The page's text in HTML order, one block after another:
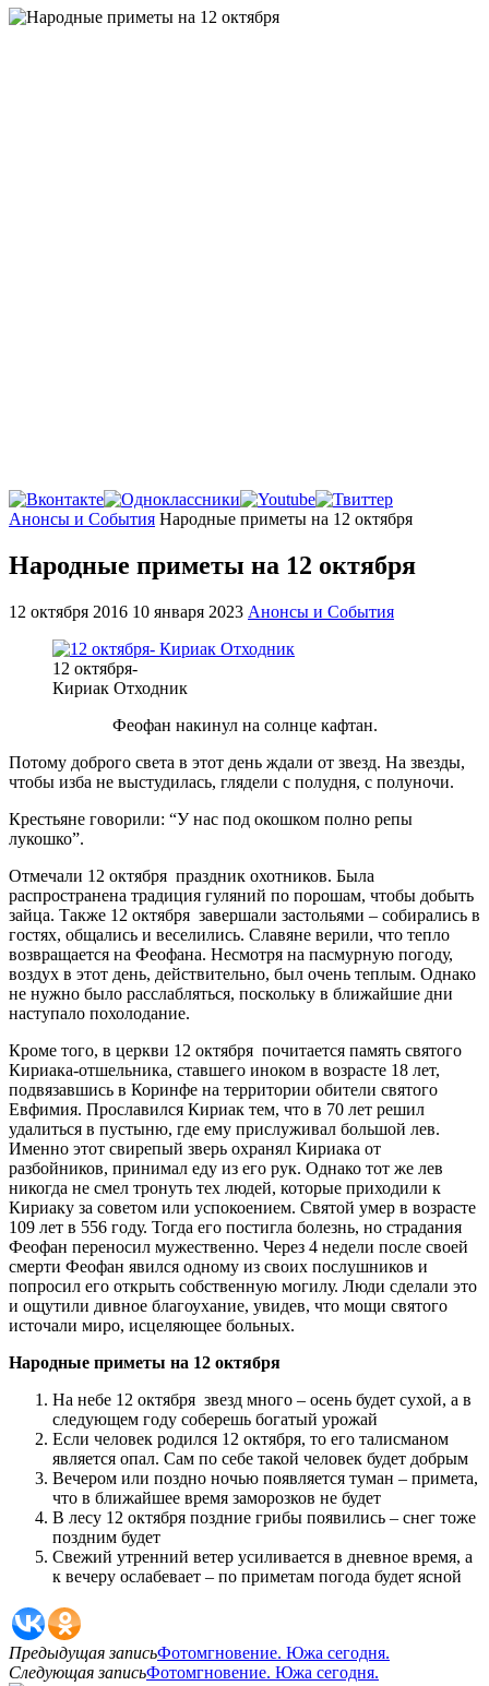
Главная
Анонсы и События Народные приметы на 12 октября
Народные приметы на 12 октября
12 октября 2016 10 января 2023 Анонсы и События
12 октября-
Кириак Отходник
Феофан накинул на солнце кафтан.
Потому доброго света в этот день ждали от звезд. На звезды,
чтобы изба не выстудилась, глядели с полудня, с полуночи.
Крестьяне говорили: “У нас под окошком полно репы
лукошко”.
Отмечали 12 октября праздник охотников. Была
распространена традиция гуляний по порошам, чтобы добыть
зайца. Также 12 октября завершали застольями – собирались в
гостях, общались и веселились. Славяне верили, что тепло
возвращается на Феофана. Несмотря на пасмурную погоду,
воздух в этот день, действительно, был очень теплым. Однако
не нужно было расслабляться, поскольку в ближайшие дни
наступало похолодание.
Кроме того, в церкви 12 октября почитается память святого
Кириака-отшельника, ставшего иноком в возрасте 18 лет,
подвязавшись в Коринфе на территории обители святого
Евфимия. Прославился Кириак тем, что в 70 лет решил
удалиться в пустыню, где ему прислуживал большой лев.
Именно этот свирепый зверь охранял Кириака от
разбойников, принимал еду из его рук. Однако тот же лев
никогда не смел тронуть тех людей, которые приходили к
Кириаку за советом или успокоением. Святой умер в возрасте
109 лет в 556 году. Тогда его постигла болезнь, но страдания
Феофан переносил мужественно. Через 4 недели после своей
смерти Феофан явился одному из своих послушников и
попросил его открыть собственную могилу. Люди сделали это
и ощутили дивное благоухание, увидев, что мощи святого
источали миро, исцеляющее больных.
Народные приметы на 12 октября
На небе 12 октября звезд много – осень будет сухой, а в
следующем году соберешь богатый урожай
Если человек родился 12 октября, то его талисманом
является опал. Сам по себе такой человек будет добрым
Вечером или поздно ночью появляется туман – примета,
что в ближайшее время заморозков не будет
В лесу 12 октября поздние грибы появились – снег тоже
поздним будет
Свежий утренний ветер усиливается в дневное время, а
к вечеру ослабевает – по приметам погода будет ясной
Предыдущая записьФотомгновение. Южа сегодня.
Следующая записьФотомгновение. Южа сегодня.